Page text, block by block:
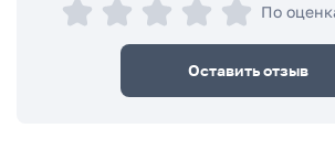
По
Оставить отзыв